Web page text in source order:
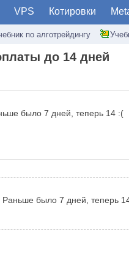
VPS Котировки
по алготрейдингу
до 14 дней
было 7 дней, теперь 14 :(
Раньше было 7 дней, теперь